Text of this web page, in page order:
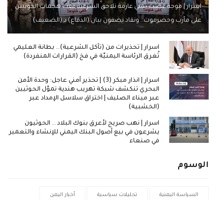
اسرار | موجة غضب يمني عارمة تلاحق الشرعية عقب هجمات الحوثيين
على مأرب وحضرموت.. ونقاد يصفون بيان (الدفاع) بـ (الضعيف)
اسرار | تحذيرات من (تآكل الشرعية).. بطانة العليمي
تُغرق الرئاسة اليمنيّة في فخ (القرارات المنفردة)
اسرار | انذار مبكر (3) | تحذير أمني عاجل: وحدة الأمن
البحري تنكشف شبكة تهريب هندية تموّل الحوثيين
عبر ميناء الصليف | اختراق سلاسل الإمداد عبر
(الخشبية)
اسرار | نهب صريح لأعرق بنوك البلاد .. الحوثيون
يشرعون في بيع أصول البنك اليمني للإنشاء والتعمير
في صنعاء
الوسوم
السياسة اليمنية تحليلات سياسية أخبار اليمن